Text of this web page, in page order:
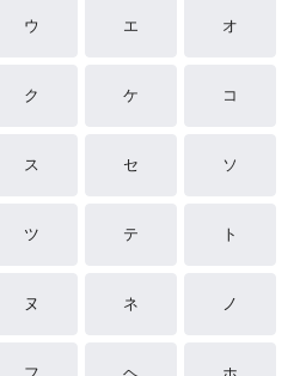
ウ エ オ
ク ケ コ
ス セ ソ
ツ テ ト
ヌ ネ ノ